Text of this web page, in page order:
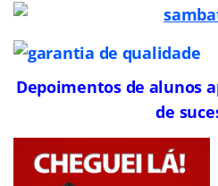
Depoimentos de alunos
de